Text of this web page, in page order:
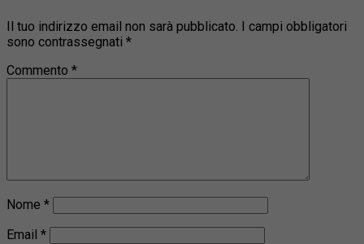
Il tuo indirizzo email non sarà pubblicato.
I campi obbligatori
sono contrassegnati *
Commento *
Nome *
Email *